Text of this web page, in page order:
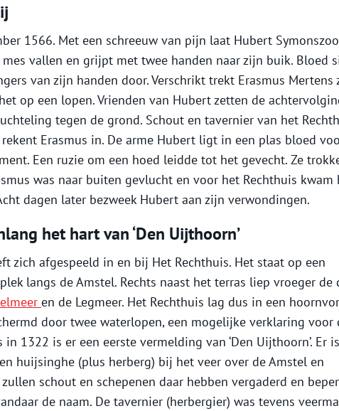
1566. Met een schreeuw van pijn laat Hubert
mes vallen en grijpt met twee handen naar zijn buik. Bloed
van zijn handen door. Verschrikt trekt Erasmus Mertens
op een lopen. Vrienden van Hubert zetten de
tegen de grond. Schout en tavernier van het
Erasmus in. De arme Hubert ligt in een plas bloed
Een ruzie om een hoed leidde tot het gevecht. Ze
was naar buiten gevlucht en voor het Rechthuis
dagen later bezweek Hubert aan zijn verwondingen.
het hart van ‘Den Uijthoorn’
zich afgespeeld in en bij Het Rechthuis. Het staat op een
langs de Amstel. Rechts naast het terras liep vroeger de
en de Legmeer. Het Rechthuis lag dus in een
door twee waterlopen, een mogelijke verklaring voor
in 1322 is er een eerste vermelding van ‘Den Uijthoorn’. Er
huijsinghe (plus herberg) bij het veer over de Amstel en
schout en schepenen daar hebben vergaderd en
de naam. De tavernier (herbergier) was tevens